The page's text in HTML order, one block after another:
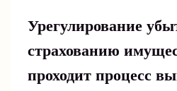
Урегулирование
страхованию
проходит процесс